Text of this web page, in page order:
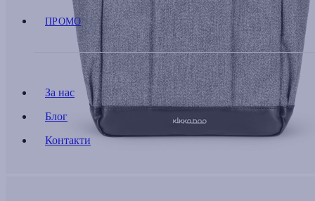
ПРОМО
За нас
Блог
Контакти